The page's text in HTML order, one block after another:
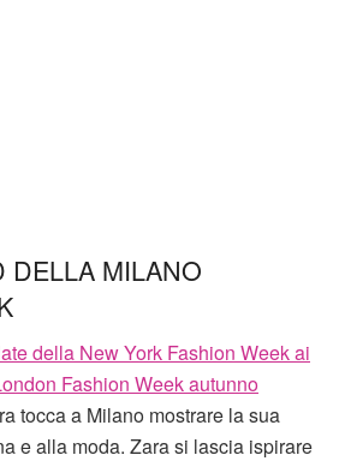
DELLA MILANO
della New York Fashion Week ai
Fashion Week autunno
tocca a Milano mostrare la sua
e alla moda. Zara si lascia ispirare